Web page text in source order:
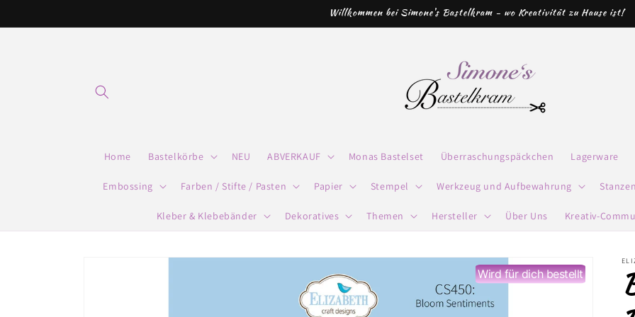
Inhalt
Willkommen bei Simone's Bastelkram - wo Kreativität zu Hause ist!
Home Bastelkörbe NEU ABVERKAUF Monas Bastelset Überraschungspäckchen Lagerware
Embossing Farben / Stifte / Pasten Papier Stempel Werkzeug und Aufbewahrung
Kleber & Klebebänder Dekoratives Themen Hersteller Über Uns Kreativ-
Wird für dich bestellt